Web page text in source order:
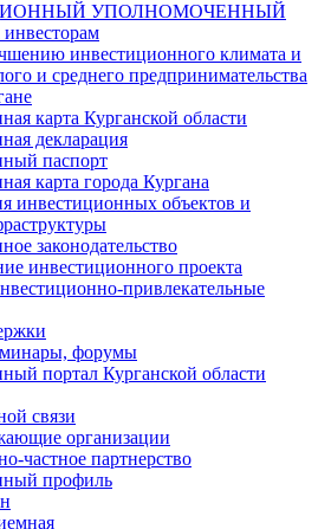
УПОЛНОМОЧЕННЫЙ
инвестиционного климата и
и среднего предпринимательства
карта Курганской области
декларация
паспорт
карта города Кургана
инвестиционных объектов и
законодательство
инвестиционного проекта
привлекательные
форумы
портал Курганской области
связи
организации
частное партнерство
профиль